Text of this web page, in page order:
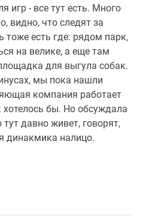
игр - все тут есть. Много
видно, что следят за
тоже есть где: рядом парк,
на велике, а еще там
для выгула собак.
мы пока нашли
компания работает
хотелось бы. Но обсуждала
давно живет, говорят,
динакмика налицо.